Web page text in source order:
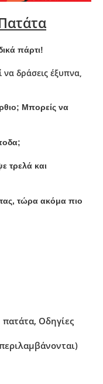
πάρτι!
δράσεις έξυπνα,
Μπορείς να
τρελά και
τώρα ακόμα πιο
Οδηγίες